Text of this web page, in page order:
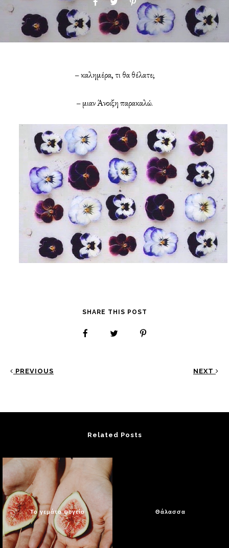
– καλημέρα, τι θα θέλατε;
– μιαν Άνοιξη παρακαλώ.
SHARE THIS POST
PREVIOUS NEXT
Related Posts
Το γεμάτο ψυγείο Θάλασσα